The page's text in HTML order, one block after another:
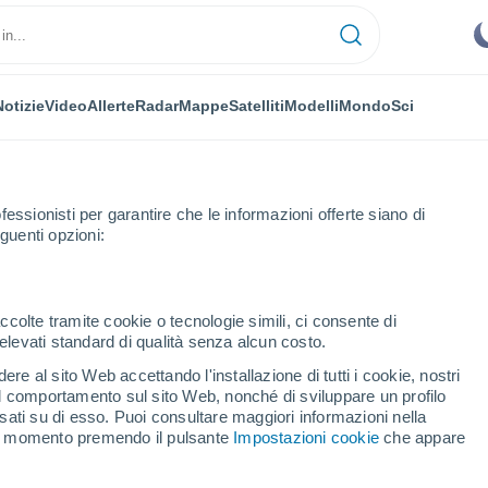
per garantire che le informazioni offerte siano di
opzioni:
tramite cookie o tecnologie simili, ci consente di
standard di qualità senza alcun costo.
al sito Web accettando l'installazione di tutti i cookie, nostri
sul sito Web, nonché di sviluppare un profilo
su di esso. Puoi consultare maggiori informazioni nella
premendo il pulsante Impostazioni cookie che appare
VideoAllerteRadarMappeSatellitiModelliMondoSci
...